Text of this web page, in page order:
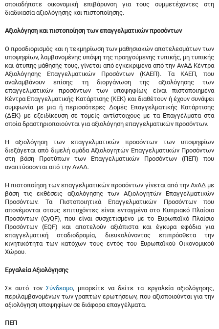
οποιαδήποτε οικονομική επιβάρυνση για τους συμμετέχοντες στη
διαδικασία αξιολόγησης και πιστοποίησης.
Αξιολόγηση και πιστοποίηση των επαγγελματικών προσόντων
Ο προσδιορισμός και η τεκμηρίωση των μαθησιακών αποτελεσμάτων των
υποψηφίων, λαμβανομένης υπόψη της προηγούμενης τυπικής, μη τυπικής
και άτυπης μάθησής τους, γίνεται από εγκεκριμένα από την ΑνΑΔ Κέντρα
Αξιολόγησης Επαγγελματικών Προσόντων (ΚΑΕΠ). Τα ΚΑΕΠ, που
αναλαμβάνουν επίσης τη διοργάνωση της αξιολόγησης των
επαγγελματικών προσόντων των υποψηφίων, είναι πιστοποιημένα
Κέντρα Επαγγελματικής Κατάρτισης (ΚΕΚ) και διαθέτουν ή έχουν συνάψει
συμφωνία με μια ή περισσότερες Δομές Επαγγελματικής Κατάρτισης
(ΔΕΚ) με εξειδίκευση σε τομείς αντίστοιχους με τα Επαγγέλματα στα
οποία δραστηριοποιούνται για αξιολόγηση επαγγελματικών προσόντων.
Η αξιολόγηση των επαγγελματικών προσόντων των υποψηφίων
διεξάγεται από διμελή ομάδα Αξιολογητών Επαγγελματικών Προσόντων
στη βάση Προτύπων των Επαγγελματικών Προσόντων (ΠΕΠ) που
αναπτύσσονται από την ΑνΑΔ.
Η πιστοποίηση των επαγγελματικών προσόντων γίνεται από την ΑνΑΔ με
βάση τις εκθέσεις αξιολόγησης των Αξιολογητών Επαγγελματικών
Προσόντων. Τα Πιστοποιητικά Επαγγελματικών Προσόντων που
απονέμονται στους επιτυχόντες είναι ενταγμένα στο Κυπριακό Πλαίσιο
Προσόντων (CyQF), που είναι συσχετισμένο με το Ευρωπαϊκό Πλαίσιο
Προσόντων (EQF) και αποτελούν αξιόπιστα και έγκυρα εφόδια για
επαγγελματική σταδιοδρομία, διευκολύνοντας επιπρόσθετα την
κινητικότητα των κατόχων τους εντός του Ευρωπαϊκού Οικονομικού
Χώρου.
Εργαλεία Αξιολόγησης
Σε αυτό τον Σύνδεσμο, μπορείτε να δείτε τα εργαλεία αξιολόγησης,
περιλαμβανομένων των γραπτών ερωτήσεων, που αξιοποιούνται για την
αξιολόγηση υποψηφίων σε διάφορα επαγγέλματα.
ΠΕΠ